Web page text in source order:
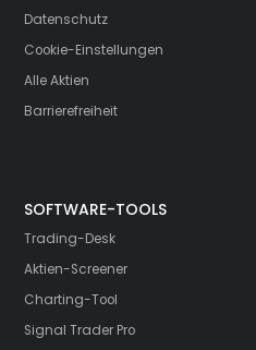
Datenschutz
Cookie-Einstellungen
Alle Aktien
Barrierefreiheit
SOFTWARE-TOOLS
Trading-Desk
Aktien-Screener
Charting-Tool
Signal Trader Pro